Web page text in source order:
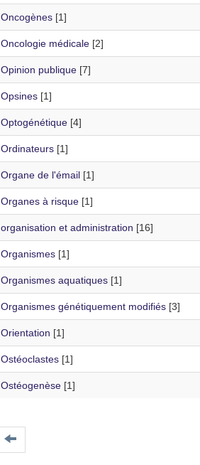
Oncogènes[1]
Oncologie médicale[2]
Opinion publique[7]
Opsines[1]
Optogénétique[4]
Ordinateurs[1]
Organe de l'émail[1]
Organes à risque[1]
organisation et administration [16]
Organismes[1]
Organismes aquatiques[1]
Organismes génétiquement modifiés[3]
Orientation [1]
Ostéoclastes[1]
Ostéogenèse[1]